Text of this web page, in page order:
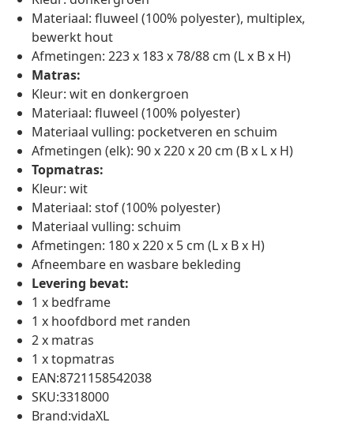
Materiaal: fluweel (100% polyester), multiplex,
bewerkt hout
Afmetingen: 223 x 183 x 78/88 cm (L x B x H)
Matras:
Kleur: wit en donkergroen
Materiaal: fluweel (100% polyester)
Materiaal vulling: pocketveren en schuim
Afmetingen (elk): 90 x 220 x 20 cm (B x L x H)
Topmatras:
Kleur: wit
Materiaal: stof (100% polyester)
Materiaal vulling: schuim
Afmetingen: 180 x 220 x 5 cm (L x B x H)
Afneembare en wasbare bekleding
Levering bevat:
1 x bedframe
1 x hoofdbord met randen
2 x matras
1 x topmatras
EAN:8721158542038
SKU:3318000
Brand:vidaXL